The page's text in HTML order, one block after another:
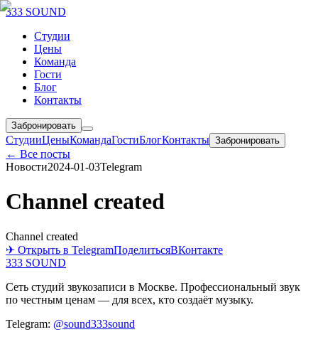
333 SOUND
Студии
Цены
Команда
Гости
Блог
Контакты
Забронировать
СтудииЦеныКомандаГостиБлогКонтакты Забронировать
← Все посты
Новости2024-01-03Telegram
Channel created
Channel created
✈ Открыть в TelegramПоделитьсяВКонтакте
333 SOUND
Сеть студий звукозаписи в Москве. Профессиональный звук
по честным ценам — для всех, кто создаёт музыку.
Telegram: @sound333sound